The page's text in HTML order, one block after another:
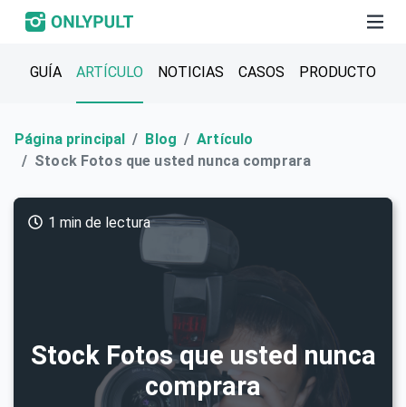
GUÍA ARTÍCULO NOTICIAS CASOS PRODUCTO
Página principal Blog
Artículo
Stock Fotos que usted nunca comprara
Stock Fotos que usted nunca
comprara
1 min de lectura